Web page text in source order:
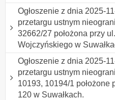
Ogłoszenie z dnia 2025-
przetargu ustnym
32662/27 położona przy
Wojczyńskiego w
Ogłoszenie z dnia 2025-
przetargu ustnym
10193, 10194/1 położone
120 w Suwałkach.